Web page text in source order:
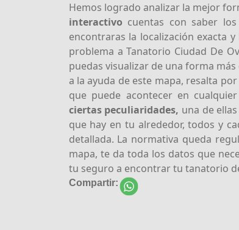
Hemos logrado analizar la mejor
interactivo cuentas con saber
encontraras la localización exacta
problema a Tanatorio Ciudad De
puedas visualizar de una forma
a la ayuda de este mapa, resalta
que puede acontecer en
ciertas peculiaridades, una de
que hay en tu alrededor, todos y
detallada. La normativa queda
mapa, te da toda los datos que
tu seguro a encontrar tu tanatorio
Compartir: